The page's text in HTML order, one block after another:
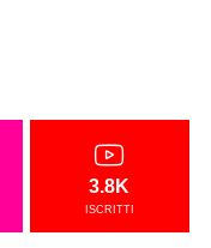
3.8K
ISCRITTI